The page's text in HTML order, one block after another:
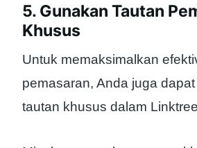
5. Gunakan Tautan
Khusus
Untuk memaksimalkan
pemasaran, Anda juga
tautan khusus dalam